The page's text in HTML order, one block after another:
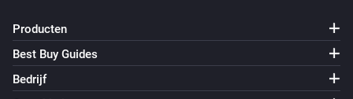
Producten
Best Buy Guides
Bedrijf